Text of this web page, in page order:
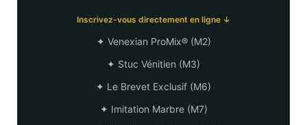
Inscrivez-vous directement en ligne ↓
✦ Venexian ProMix® (M2)
✦ Stuc Vénitien (M3)
✦ Le Brevet Exclusif (M6)
✦ Imitation Marbre (M7)